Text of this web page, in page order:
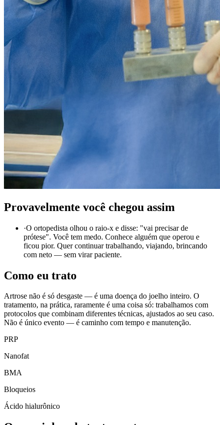
Provavelmente você chegou assim
·O ortopedista olhou o raio-x e disse: "vai precisar de
prótese". Você tem medo. Conhece alguém que operou e
ficou pior. Quer continuar trabalhando, viajando, brincando
com neto — sem virar paciente.
Como eu trato
Artrose não é só desgaste — é uma doença do joelho inteiro. O
tratamento, na prática, raramente é uma coisa só: trabalhamos com
protocolos que combinam diferentes técnicas, ajustados ao seu caso.
Não é único evento — é caminho com tempo e manutenção.
PRP
Nanofat
BMA
Bloqueios
Ácido hialurônico